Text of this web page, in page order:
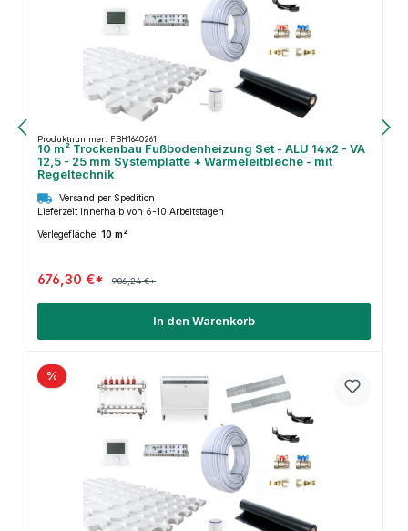
Produktnummer: FBH1640261
10 m² Trockenbau Fußbodenheizung Set - ALU 14x2 - VA
12,5 - 25 mm Systemplatte + Wärmeleitbleche - mit
Regeltechnik
Versand per Spedition
Lieferzeit innerhalb von 6-10 Arbeitstagen
Verlegefläche: 10 m²
676,30 €* 906,24 €*
In den Warenkorb
%